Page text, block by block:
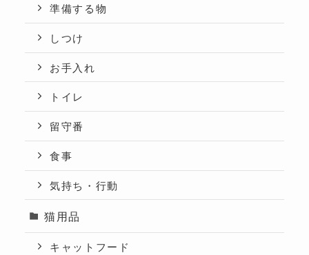
準備する物
しつけ
お手入れ
トイレ
留守番
食事
気持ち・行動
猫用品
キャットフード